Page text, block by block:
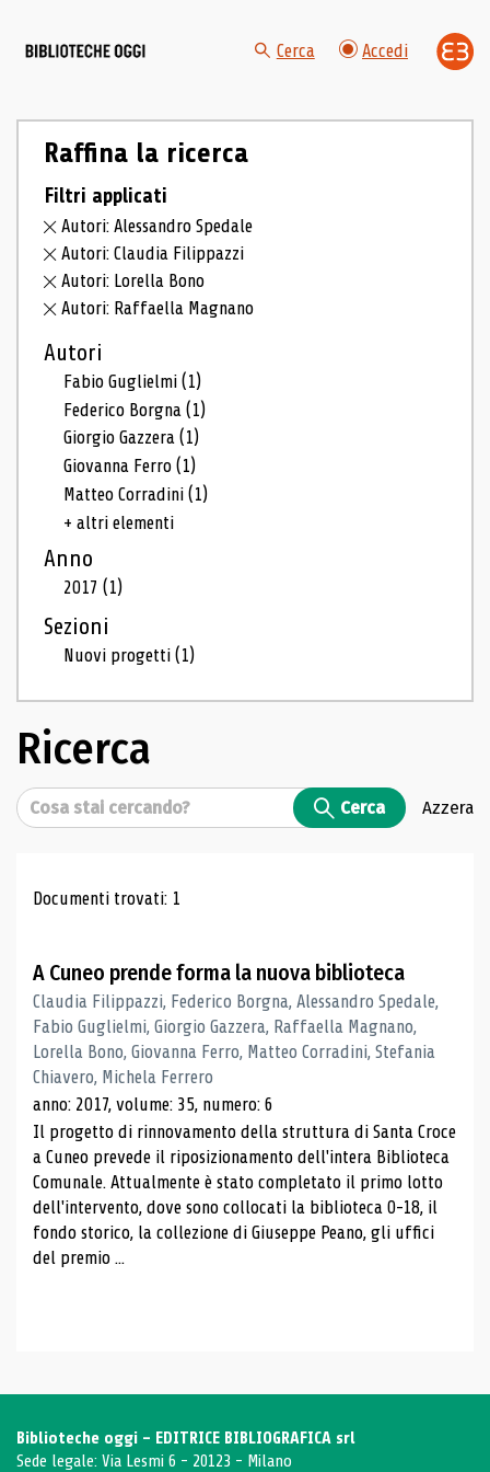
Cerca Accedi
Raffina la ricerca
Filtri applicati
Autori: Alessandro Spedale
Autori: Claudia Filippazzi
Autori: Lorella Bono
Autori: Raffaella Magnano
Autori
Fabio Guglielmi(1)
Federico Borgna(1)
Giorgio Gazzera(1)
Giovanna Ferro(1)
Matteo Corradini(1)
+ altri elementi
Anno
2017(1)
Sezioni
Nuovi progetti(1)
Ricerca
Cerca Cerca Azzera
Risultati di ricerca
Documenti trovati: 1
A Cuneo prende forma la nuova biblioteca
Claudia Filippazzi, Federico Borgna, Alessandro Spedale,
Fabio Guglielmi, Giorgio Gazzera, Raffaella Magnano,
Lorella Bono, Giovanna Ferro, Matteo Corradini, Stefania
Chiavero, Michela Ferrero
anno: 2017, volume: 35, numero: 6
Il progetto di rinnovamento della struttura di Santa Croce
a Cuneo prevede il riposizionamento dell'intera Biblioteca
Comunale. Attualmente è stato completato il primo lotto
dell'intervento, dove sono collocati la biblioteca 0-18, il
fondo storico, la collezione di Giuseppe Peano, gli uffici
del premio ...
Biblioteche oggi - EDITRICE BIBLIOGRAFICA srl
Sede legale: Via Lesmi 6 - 20123 - Milano